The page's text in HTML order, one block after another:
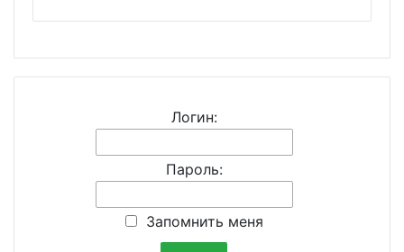
Логин:
Пароль:
Запомнить меня